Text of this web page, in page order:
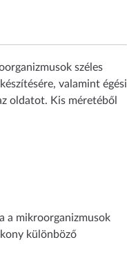
széles
valamint égési
oldatot. Kis méretéből
a mikroorganizmusok
különböző